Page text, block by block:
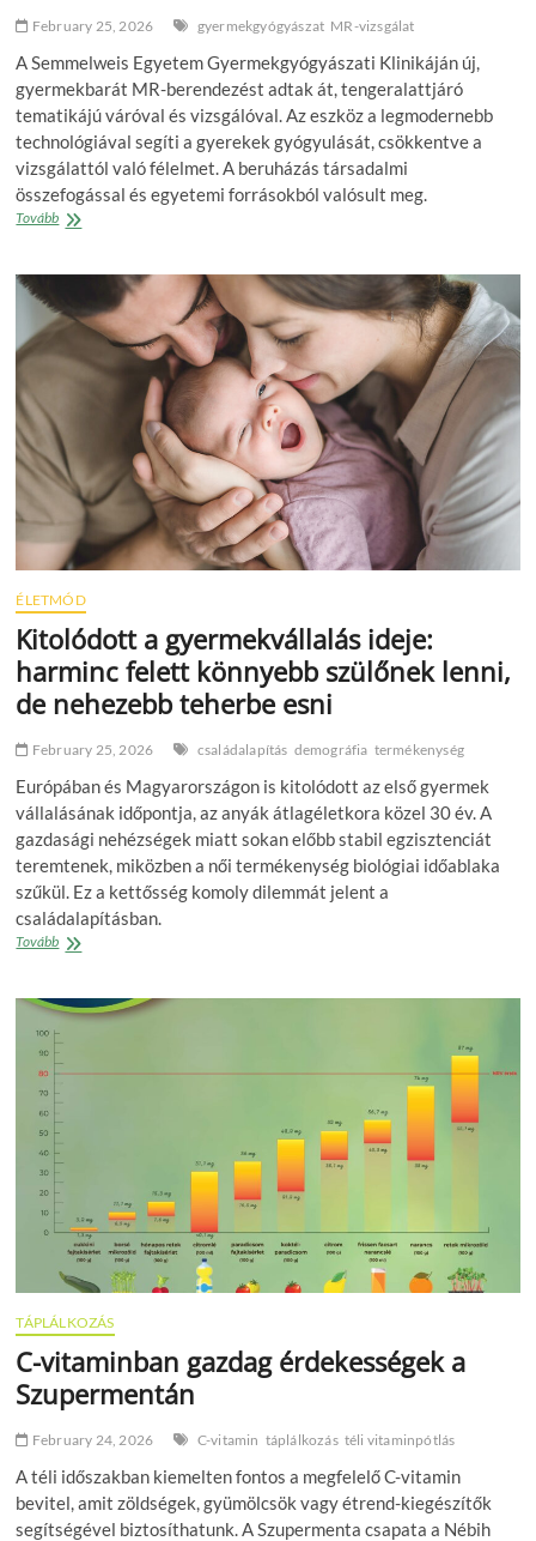
February 25, 2026 gyermekgyógyászat MR-vizsgálat
A Semmelweis Egyetem Gyermekgyógyászati Klinikáján új,
gyermekbarát MR-berendezést adtak át, tengeralattjáró
tematikájú váróval és vizsgálóval. Az eszköz a legmodernebb
technológiával segíti a gyerekek gyógyulását, csökkentve a
vizsgálattól való félelmet. A beruházás társadalmi
összefogással és egyetemi forrásokból valósult meg.
TovábbGyermekek
berendezést
adtak
ÉLETMÓD
Kitolódott a gyermekvállalás ideje:
harminc felett könnyebb szülőnek lenni,
de nehezebb teherbe esni
February 25, 2026 családalapítás demográfia termékenység
Európában és Magyarországon is kitolódott az első gyermek
vállalásának időpontja, az anyák átlagéletkora közel 30 év. A
gazdasági nehézségek miatt sokan előbb stabil egzisztenciát
teremtenek, miközben a női termékenység biológiai időablaka
szűkül. Ez a kettősség komoly dilemmát jelent a
családalapításban.
TovábbKitolódott
ideje:
felett
könnyebb
szülőnek
de
nehezebb
teherbe
esni
TÁPLÁLKOZÁS
C-vitaminban gazdag érdekességek a
Szupermentán
February 24, 2026 C-vitamin táplálkozás téli vitaminpótlás
A téli időszakban kiemelten fontos a megfelelő C-vitamin
bevitel, amit zöldségek, gyümölcsök vagy étrend-kiegészítők
segítségével biztosíthatunk. A Szupermenta csapata a Nébih